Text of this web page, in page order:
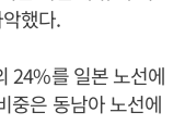
했다.
24%를 일본 노선에
중은 동남아 노선에